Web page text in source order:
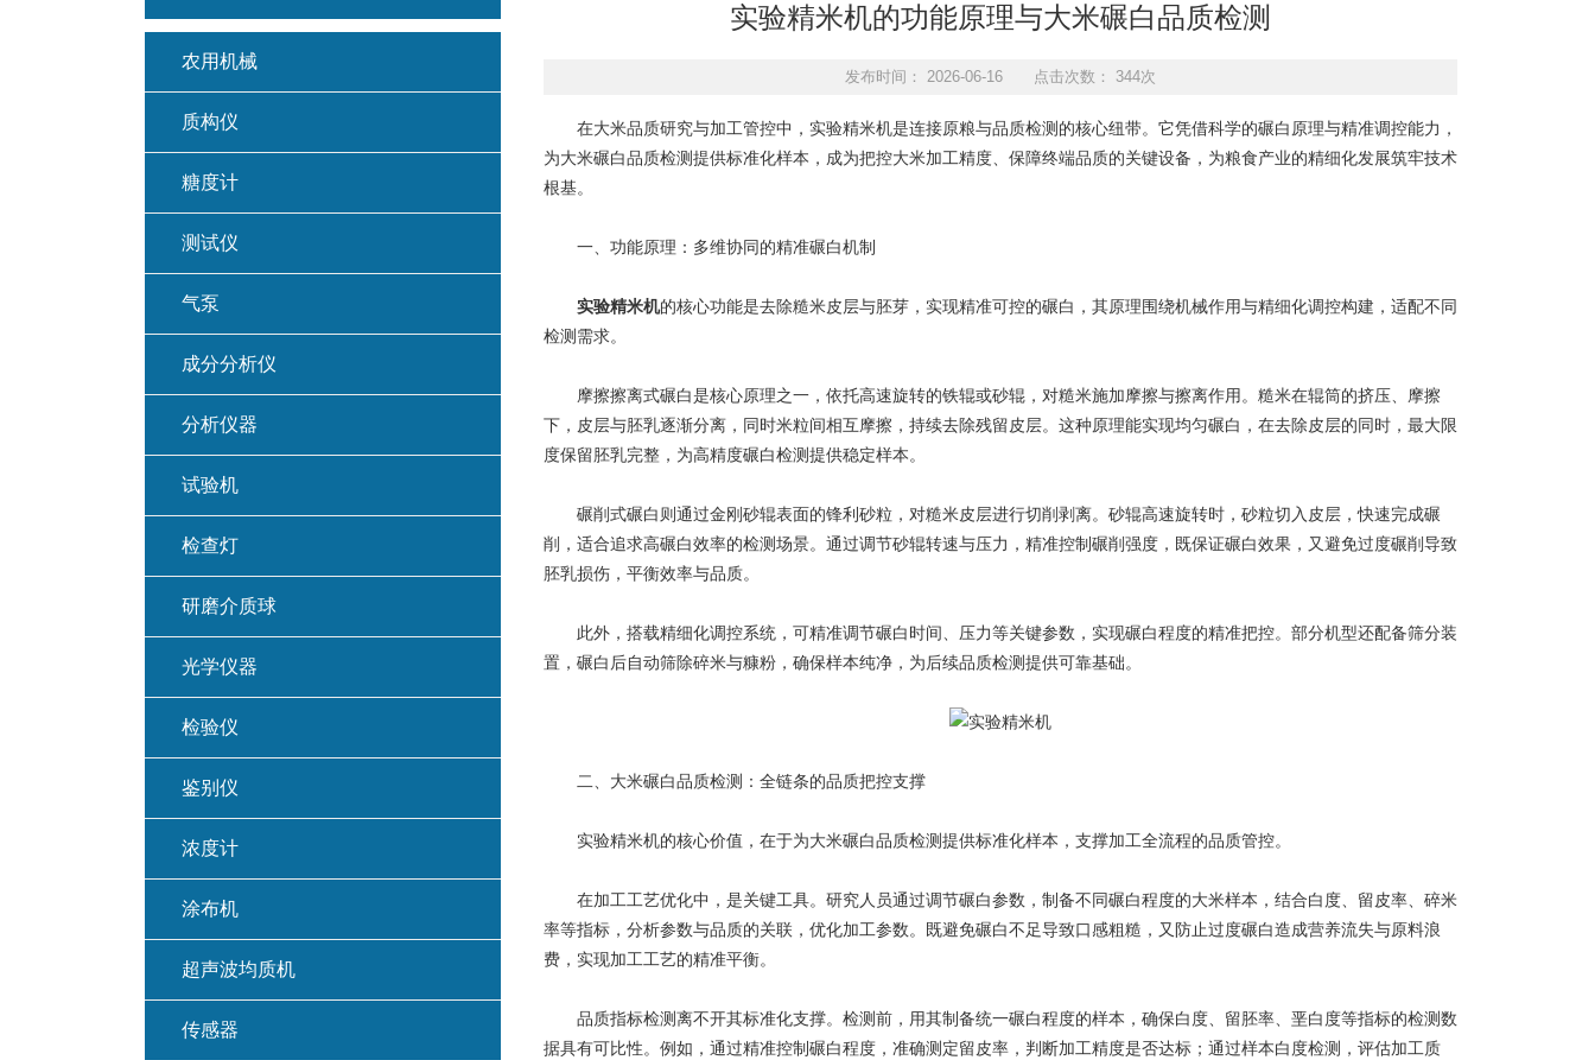
实验精米机的功能原理与大米碾白品质检测
发布时间： 2026-06-16 点击次数： 344次
在大米品质研究与加工管控中，实验精米机是连接原粮与品质检测的核心纽带。它凭借科学的碾白原理与精准调控能力，
为大米碾白品质检测提供标准化样本，成为把控大米加工精度、保障终端品质的关键设备，为粮食产业的精细化发展筑牢技术
根基。
一、功能原理：多维协同的精准碾白机制
实验精米机的核心功能是去除糙米皮层与胚芽，实现精准可控的碾白，其原理围绕机械作用与精细化调控构建，适配不同
检测需求。
摩擦擦离式碾白是核心原理之一，依托高速旋转的铁辊或砂辊，对糙米施加摩擦与擦离作用。糙米在辊筒的挤压、摩擦
下，皮层与胚乳逐渐分离，同时米粒间相互摩擦，持续去除残留皮层。这种原理能实现均匀碾白，在去除皮层的同时，最大限
度保留胚乳完整，为高精度碾白检测提供稳定样本。
碾削式碾白则通过金刚砂辊表面的锋利砂粒，对糙米皮层进行切削剥离。砂辊高速旋转时，砂粒切入皮层，快速完成碾
削，适合追求高碾白效率的检测场景。通过调节砂辊转速与压力，精准控制碾削强度，既保证碾白效果，又避免过度碾削导致
胚乳损伤，平衡效率与品质。
此外，搭载精细化调控系统，可精准调节碾白时间、压力等关键参数，实现碾白程度的精准把控。部分机型还配备筛分装
置，碾白后自动筛除碎米与糠粉，确保样本纯净，为后续品质检测提供可靠基础。
二、大米碾白品质检测：全链条的品质把控支撑
实验精米机的核心价值，在于为大米碾白品质检测提供标准化样本，支撑加工全流程的品质管控。
在加工工艺优化中，是关键工具。研究人员通过调节碾白参数，制备不同碾白程度的大米样本，结合白度、留皮率、碎米
率等指标，分析参数与品质的关联，优化加工参数。既避免碾白不足导致口感粗糙，又防止过度碾白造成营养流失与原料浪
费，实现加工工艺的精准平衡。
品质指标检测离不开其标准化支撑。检测前，用其制备统一碾白程度的样本，确保白度、留胚率、垩白度等指标的检测数
据具有可比性。例如，通过精准控制碾白程度，准确测定留皮率，判断加工精度是否达标；通过样本白度检测，评估加工质
农用机械
质构仪
糖度计
测试仪
气泵
成分分析仪
分析仪器
试验机
检查灯
研磨介质球
光学仪器
检验仪
鉴别仪
浓度计
涂布机
超声波均质机
传感器